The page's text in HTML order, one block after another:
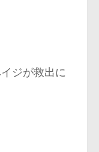
ジが救出に